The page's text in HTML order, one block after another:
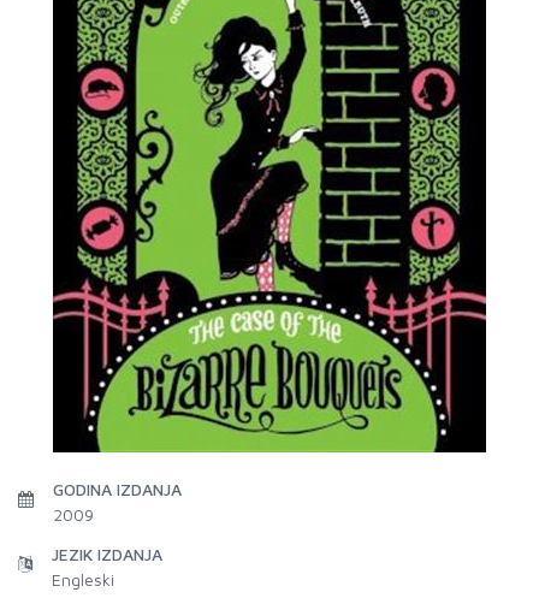
GODINA IZDANJA
2009
JEZIK IZDANJA
Engleski